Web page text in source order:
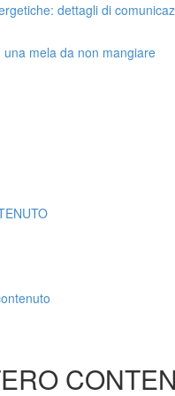
dettagli di
mela da non mangiare